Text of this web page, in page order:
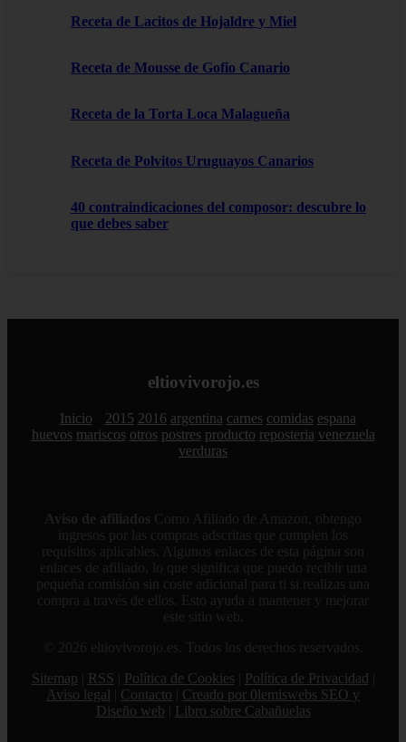
Receta de Lacitos de Hojaldre y Miel
Receta de Mousse de Gofio Canario
Receta de la Torta Loca Malagueña
Receta de Polvitos Uruguayos Canarios
40 contraindicaciones del composor: descubre lo
que debes saber
eltiovivorojo.es
Inicio 2015 2016 argentina carnes comidas espana
huevos mariscos otros postres producto reposteria venezuela
verduras
Aviso de afiliados Como Afiliado de Amazon, obtengo
ingresos por las compras adscritas que cumplen los
requisitos aplicables. Algunos enlaces de esta página son
enlaces de afiliado, lo que significa que puedo recibir una
pequeña comisión sin coste adicional para ti si realizas una
compra a través de ellos. Esto ayuda a mantener y mejorar
este sitio web.
© 2026 eltiovivorojo.es. Todos los derechos reservados.
Sitemap
RSS Política de Cookies Política de Privacidad
Aviso legal
Contacto
Creado por 0lemiswebs SEO y
Diseño web
Libro sobre Cabañuelas